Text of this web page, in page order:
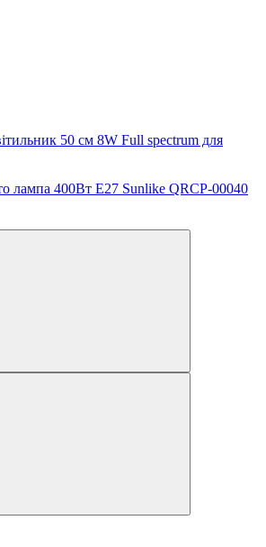
50 см 8W Full spectrum для